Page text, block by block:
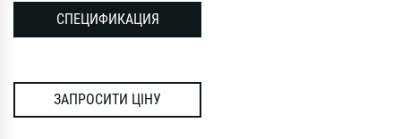
СПЕЦИФИКАЦИЯ
ЗАПРОСИТИ ЦІНУ